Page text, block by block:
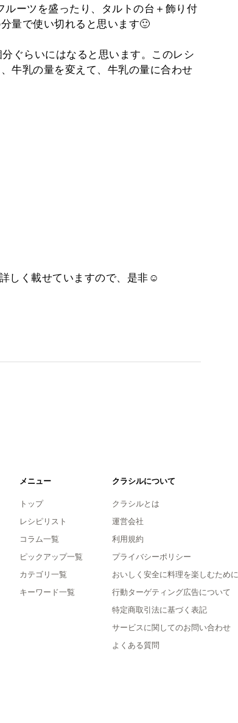
ーツを盛ったり、タルトの台＋飾り付
量で使い切れると思います🙂
ぐらいにはなると思います。このレシ
牛乳の量を変えて、牛乳の量に合わせ
しく載せていますので、是非☺️
メニュー
トップ
レシピリスト
コラム一覧
ピックアップ一覧
カテゴリ一覧
キーワード一覧
クラシルについて
クラシルとは
運営会社
利用規約
プライバシーポリシー
おいしく安全に料理を楽しむために
行動ターゲティング広告について
特定商取引法に基づく表記
サービスに関してのお問い合わせ
よくある質問